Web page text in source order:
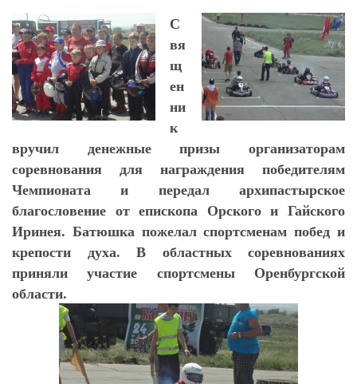
С
вя
щ
ен
ни
к
вручил денежные призы организаторам
соревнования для награждения победителям
Чемпионата и передал архипастырское
благословение от епископа Орского и Гайского
Иринея. Батюшка пожелал спортсменам побед и
крепости духа. В областных соревнованиях
приняли участие спортсмены Оренбургской
области.